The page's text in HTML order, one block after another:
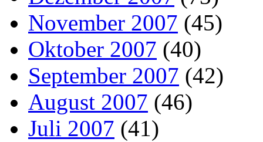
November 2007 (45)
Oktober 2007 (40)
September 2007 (42)
August 2007 (46)
Juli 2007 (41)